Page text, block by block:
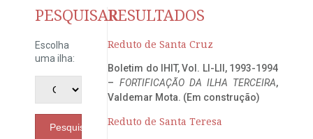
PESQUISAR
Escolha
uma ilha:
Pesquisar
RESULTADOS
Reduto de Santa Cruz
Boletim do IHIT, Vol. LI-LII, 1993-1994
– FORTIFICAÇÃO DA ILHA TERCEIRA,
Valdemar Mota. (Em construção)
Reduto de Santa Teresa